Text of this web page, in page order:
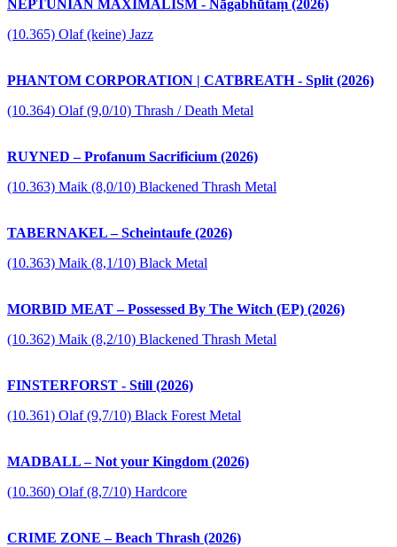
NEPTUNIAN MAXIMALISM - Nāgabhūtaṃ (2026)
(10.365) Olaf (keine) Jazz
PHANTOM CORPORATION | CATBREATH - Split (2026)
(10.364) Olaf (9,0/10) Thrash / Death Metal
RUYNED – Profanum Sacrificium (2026)
(10.363) Maik (8,0/10) Blackened Thrash Metal
TABERNAKEL – Scheintaufe (2026)
(10.363) Maik (8,1/10) Black Metal
MORBID MEAT – Possessed By The Witch (EP) (2026)
(10.362) Maik (8,2/10) Blackened Thrash Metal
FINSTERFORST - Still (2026)
(10.361) Olaf (9,7/10) Black Forest Metal
MADBALL – Not your Kingdom (2026)
(10.360) Olaf (8,7/10) Hardcore
CRIME ZONE – Beach Thrash (2026)